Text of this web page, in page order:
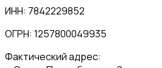
ИНН: 7842229852
ОГРН: 1257800049935
Фактический адрес: